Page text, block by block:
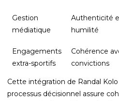
Gestion
médiatique
Authenticité
humilité
Engagements
extra-sportifs
Cohérence
convictions
Cette intégration de Randal
processus décisionnel assure